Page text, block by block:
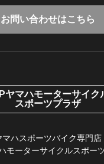
お問い合わせはこちら
ヤマハモーターサイク
スポーツプラザ
マハスポーツバイク専門店
モーターサイクルスポーツ